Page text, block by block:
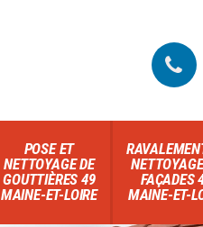
POSE ET
NETTOYAGE DE
GOUTTIÈRES 49
MAINE-ET-LOIRE
FAÇADES
MAINE-ET-